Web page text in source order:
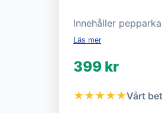
Innehåller
Läs mer
399 kr
★★★★★Vårt